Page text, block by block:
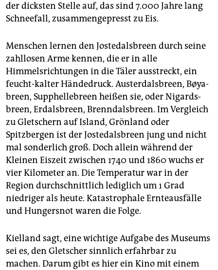
der dicksten Stelle auf, das sind 7.000 Jahre lang
Schneefall, zusammengepresst zu Eis.
Menschen lernen den Jostedalsbreen durch seine
zahllosen Arme kennen, die er in alle
Himmelsrichtungen in die Täler ausstreckt, ein
feucht-kalter Händedruck. Austerdalsbreen, Bøya­
breen, Supphellebreen heißen sie, oder Ni­gards­
breen, Erdalsbreen, Brenndalsbreen. Im Vergleich
zu Gletschern auf Island, Grönland oder
Spitzbergen ist der Jostedalsbreen jung und nicht
mal sonderlich groß. Doch allein während der
Kleinen Eiszeit zwischen 1740 und 1860 wuchs er
vier Kilometer an. Die Temperatur war in der
Region durchschnittlich lediglich um 1 Grad
niedriger als heute. Katastrophale Ernteausfälle
und Hungersnot waren die Folge.
Kielland sagt, eine wichtige Aufgabe des Museums
sei es, den Gletscher sinnlich erfahrbar zu
machen. Darum gibt es hier ein Kino mit einem